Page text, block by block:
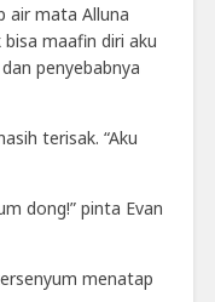
air mata Alluna
maafin diri aku
penyebabnya
terisak. “Aku
dong!” pinta Evan
menatap